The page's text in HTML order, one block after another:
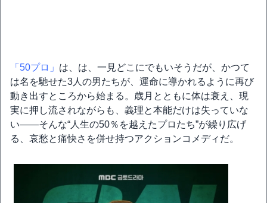
「50プロ」 は、は、一見どこにでもいそうだが、かつて
は名を馳せた3人の男たちが、運命に導かれるように再び
動き出すところから始まる。歳月とともに体は衰え、現
実に押し流されながらも、義理と本能だけは失っていな
い――そんな“人生の50％を越えたプロたち”が繰り広げ
る、哀愁と痛快さを併せ持つアクションコメディだ。